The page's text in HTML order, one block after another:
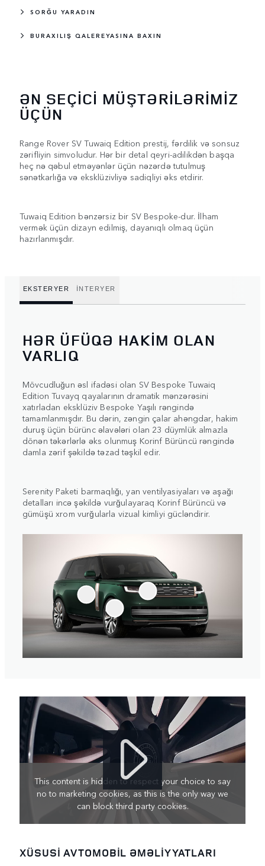
SORĞU YARADIN
BURAXILIŞ QALEREYASINA BAXIN
ƏN SEÇICI MÜŞTƏRILƏRIMIZ
ÜÇÜN
Range Rover SV Tuwaiq Edition prestij, fərdilik və sonsuz
zərifliyin simvoludur. Hər bir detal qeyri-adilikdən başqa
heç nə qəbul etməyənlər üçün nəzərdə tutulmuş
sənətkarlığa və eksklüzivliyə sadiqliyi əks etdirir.
Tuwaiq Edition bənzərsiz bir SV Bespoke-dur. İlham
vermək üçün dizayn edilmiş, dayanıqlı olmaq üçün
hazırlanmışdır.
EKSTERYER İNTERYER
HƏR ÜFÜQƏ HAKİM OLAN
VARLIQ
Mövcudluğun əsl ifadəsi olan SV Bespoke Tuwaiq
Edition Tuvayq qayalarının dramatik mənzərəsini
xatırladan eksklüziv Bespoke Yaşılı rəngində
tamamlanmışdır. Bu dərin, zəngin çalar ahəngdar, hakim
duruş üçün bürünc əlavələri olan 23 düymlük almazla
dönən təkərlərlə əks olunmuş Korinf Bürüncü rəngində
damla zərif şəkildə təzad təşkil edir.
Serenity Paketi barmaqlığı, yan ventilyasiyaları və aşağı
detalları incə şəkildə vurğulayaraq Korinf Bürüncü və
gümüşü xrom vurğularla vizual kimliyi gücləndirir.
XÜSUSİ AVTOMOBİL ƏMƏLİYYATLARI
This content is hidden to respect your choice to say
no to marketing cookies, as this is the only way we
can block third party cookies.